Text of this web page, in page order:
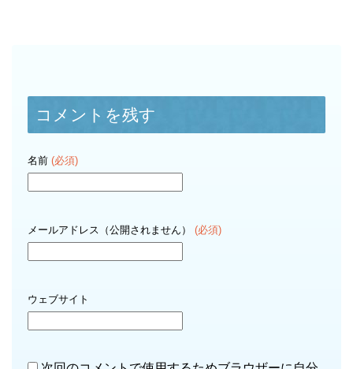
コメントを残す
名前 (必須)
メールアドレス（公開されません） (必須)
ウェブサイト